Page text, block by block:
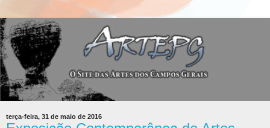
terça-feira, 31 de maio de 2016